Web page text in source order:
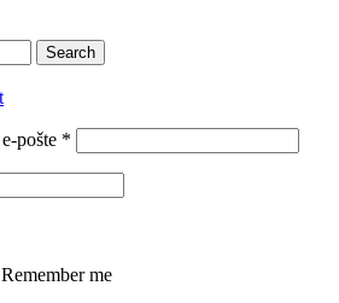
Search
pošte *
Remember me